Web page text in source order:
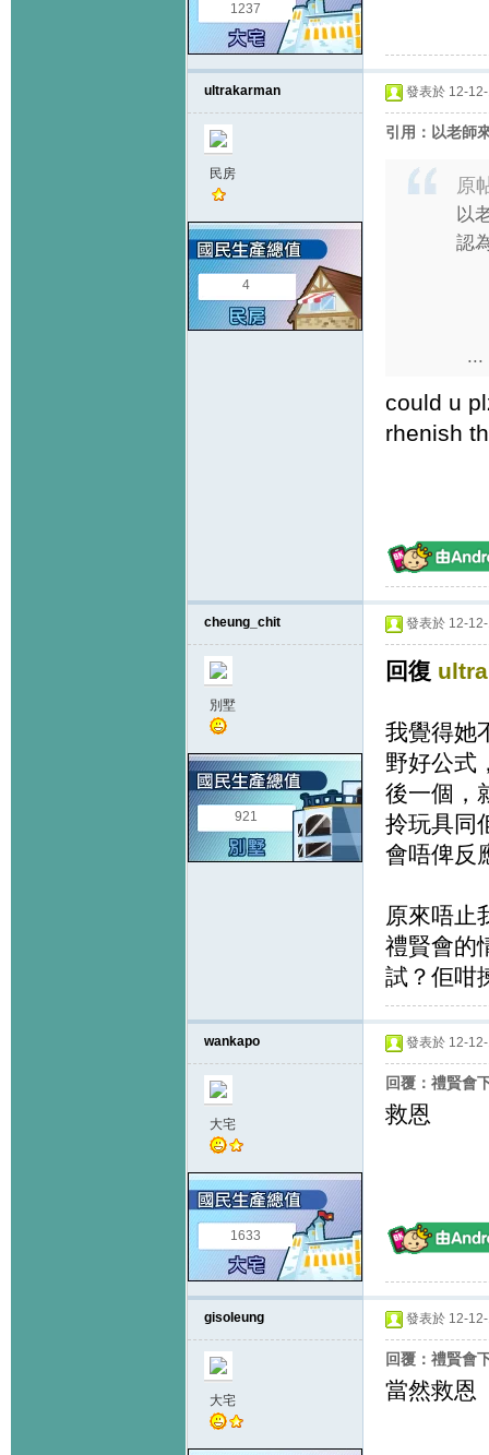
1237
ultrakarman
民房
4
發表於 12-
引用：以老師
原
以
認
...
could u
rhenish
cheung_chit
別墅
921
發表於 12-
回復
我覺得她
野好公式
後一個，
拎玩具同
會唔俾反
原來唔止
禮賢會的
試？佢咁
wankapo
大宅
1633
發表於 12-
回覆：禮賢會
救恩
gisoleung
大宅
發表於 12-
回覆：禮賢會
當然救恩